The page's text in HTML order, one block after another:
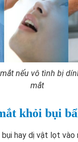
nếu vô tình bị
mắt
khỏi bụi
hay dị vật lọt vào